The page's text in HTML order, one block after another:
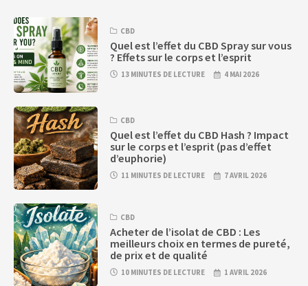
CBD
Quel est l’effet du CBD Spray sur vous
? Effets sur le corps et l’esprit
13 MINUTES DE LECTURE 4 MAI 2026
CBD
Quel est l’effet du CBD Hash ? Impact
sur le corps et l’esprit (pas d’effet
d’euphorie)
11 MINUTES DE LECTURE 7 AVRIL 2026
CBD
Acheter de l’isolat de CBD : Les
meilleurs choix en termes de pureté,
de prix et de qualité
10 MINUTES DE LECTURE 1 AVRIL 2026